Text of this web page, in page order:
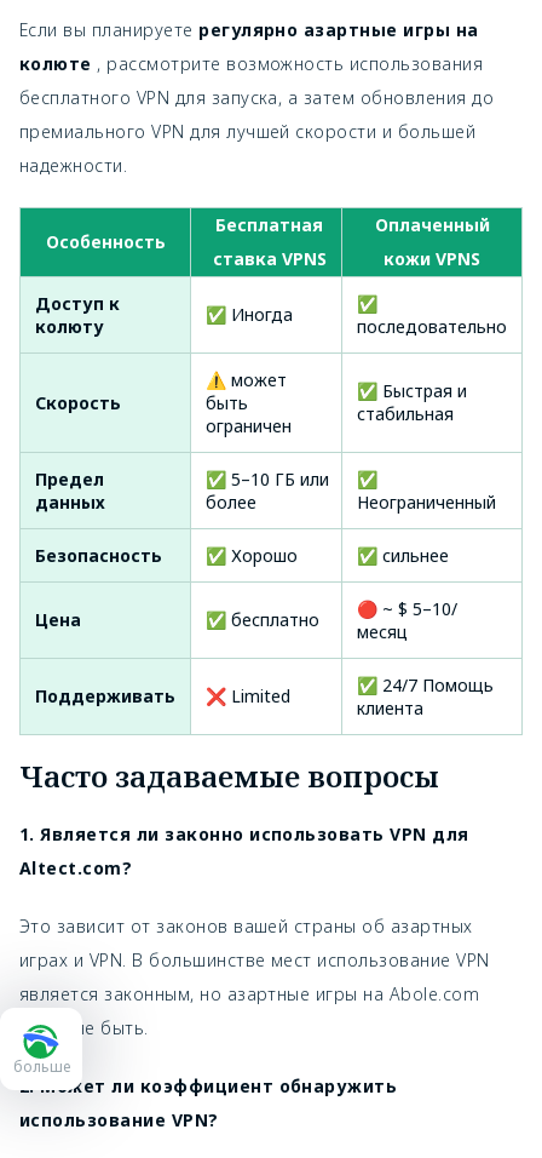
Если вы планируете регулярно азартные игры на
колюте , рассмотрите возможность использования
бесплатного VPN для запуска, а затем обновления до
премиального VPN для лучшей скорости и большей
надежности.
Особенность
Бесплатная
ставка VPNS
Оплаченный
кожи VPNS
Доступ к
колюту
✅ Иногда
✅
последовательно
Скорость
⚠ может
быть
ограничен
✅ Быстрая и
стабильная
Предел
данных
✅ 5–10 ГБ или
более
✅
Неограниченный
Безопасность ✅ Хорошо ✅ сильнее
Цена ✅ бесплатно
🔴 ~ $ 5–10/
месяц
Поддерживать ❌ Limited
✅ 24/7 Помощь
клиента
Часто задаваемые вопросы
1. Является ли законно использовать VPN для
Altect.com?
Это зависит от законов вашей страны об азартных
играх и VPN. В большинстве мест использование VPN
является законным, но азартные игры на Abole.com
могут не быть.
2. Может ли коэффициент обнаружить
использование VPN?
больше